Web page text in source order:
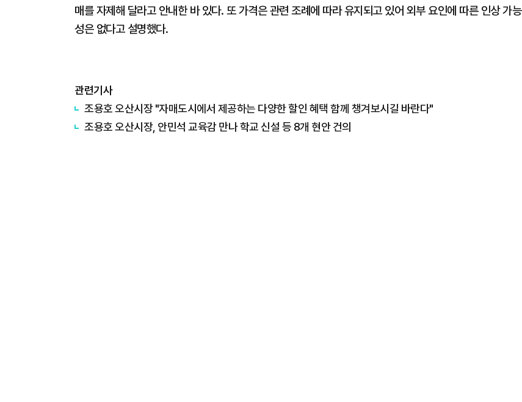
매를 자제해 달라고 안내한 바 있다. 또 가격은 관련 조례에 따라 유지되고 있어 외부 요인에 따른 인상 가능
성은 없다고 설명했다.
관련기사
조용호 오산시장 "자매도시에서 제공하는 다양한 할인 혜택 함께 챙겨보시길 바란다"
조용호 오산시장, 안민석 교육감 만나 학교 신설 등 8개 현안 건의